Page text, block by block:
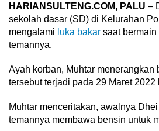
HARIANSULTENG.COM, PALU –
sekolah dasar (SD) di Kelurahan
mengalami luka bakar saat
temannya.
Ayah korban, Muhtar menerangkan
tersebut terjadi pada 29 Maret 2022
Muhtar menceritakan, awalnya
temannya membawa bensin untuk